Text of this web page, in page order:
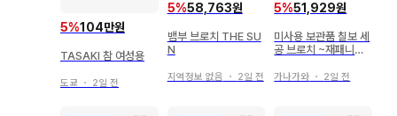
5%104만원
TASAKI 참 여성용
도쿄 ・ 2일 전
5%58,763원
뱀부 브로치 THE SU
N
지역정보 없음 ・ 2일 전
5%51,929원
미사용 보관품 칠보 세
공 브로치 ~재패니즈
다운 일품~
가나가와 ・ 2일 전